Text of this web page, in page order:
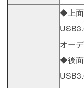
◆上面
オー
◆後面